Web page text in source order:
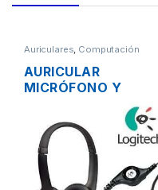
Auriculares, Computación
AURICULAR
MICRÓFONO Y
VOLUMEN LOGITECH
H390 USB